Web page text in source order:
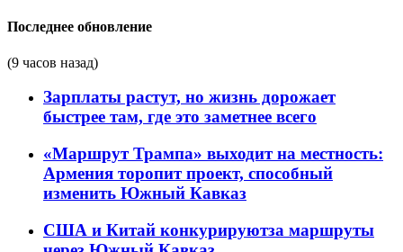
Последнее обновление
(9 часов назад)
Зарплаты растут, но жизнь дорожает
быстрее там, где это заметнее всего
«Маршрут Трампа» выходит на местность:
Армения торопит проект, способный
изменить Южный Кавказ
США и Китай конкурируютза маршруты